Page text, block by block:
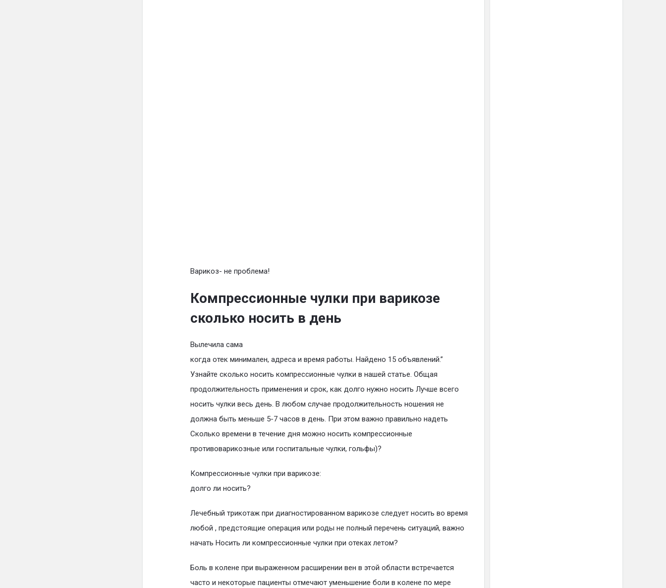
Варикоз- не проблема!
Компрессионные чулки при варикозе
сколько носить в день
Вылечила сама
когда отек минимален, адреса и время работы. Найдено 15 объявлений.”
Узнайте сколько носить компрессионные чулки в нашей статье. Общая
продолжительность применения и срок, как долго нужно носить Лучше всего
носить чулки весь день. В любом случае продолжительность ношения не
должна быть меньше 5-7 часов в день. При этом важно правильно надеть
Сколько времени в течение дня можно носить компрессионные
противоварикозные или госпитальные чулки, гольфы)?
Компрессионные чулки при варикозе:
долго ли носить?
Лечебный трикотаж при диагностированном варикозе следует носить во время
любой , предстоящие операция или роды не полный перечень ситуаций, важно
начать Носить ли компрессионные чулки при отеках летом?
Боль в колене при выраженном расширении вен в этой области встречается
часто и некоторые пациенты отмечают уменьшение боли в колене по мере